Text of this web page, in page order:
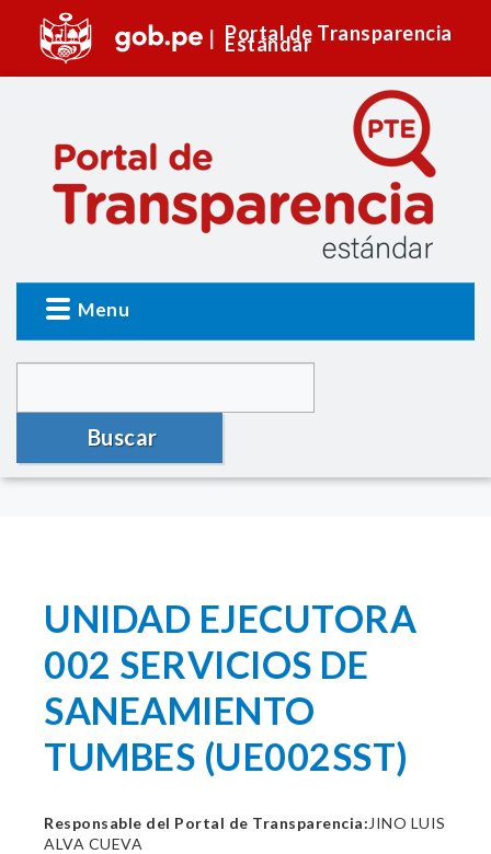
Portal de Transparencia
Estándar
Menu
Buscar
UNIDAD EJECUTORA
002 SERVICIOS DE
SANEAMIENTO
TUMBES (UE002SST)
Responsable del Portal de Transparencia: JINO LUIS
ALVA CUEVA